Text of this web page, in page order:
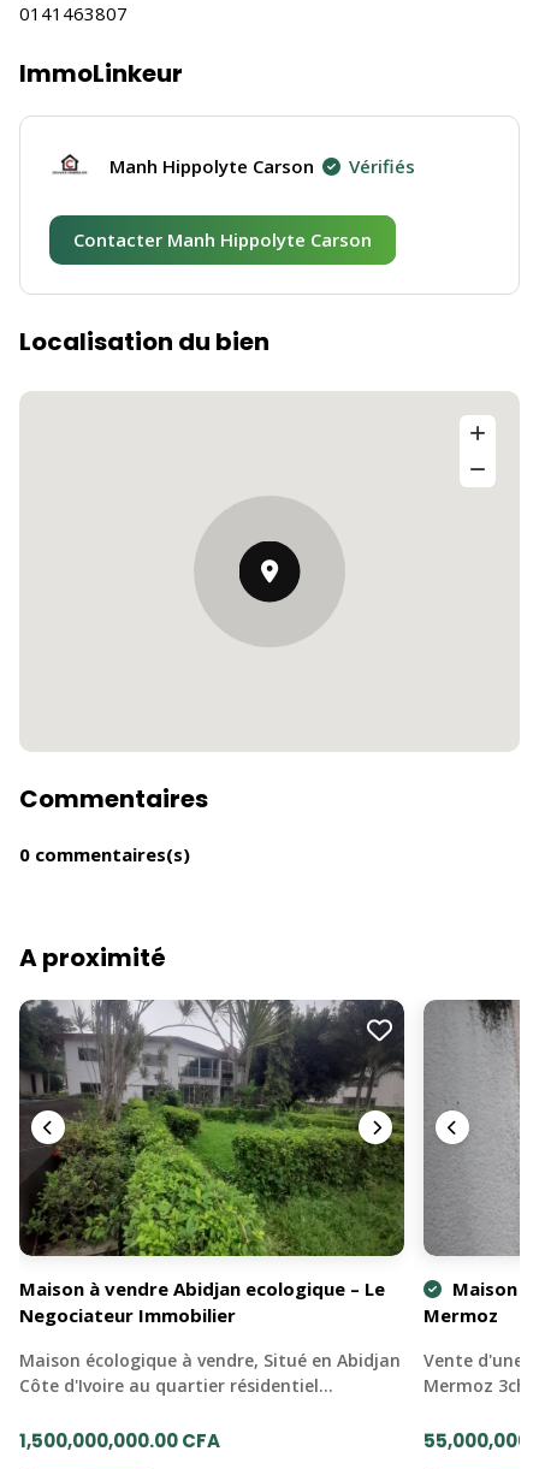
0141463807
ImmoLinkeur
Manh Hippolyte Carson Vérifiés
Contacter Manh Hippolyte Carson
Localisation du bien
Commentaires
0 commentaires(s)
A proximité
Maison à vendre Abidjan ecologique – Le
Negociateur Immobilier
Maison écologique à vendre, Situé en Abidjan
Côte d'Ivoire au quartier résidentiel…
1,500,000,000.00 CFA
Maison
Mermoz
Vente d'une
Mermoz